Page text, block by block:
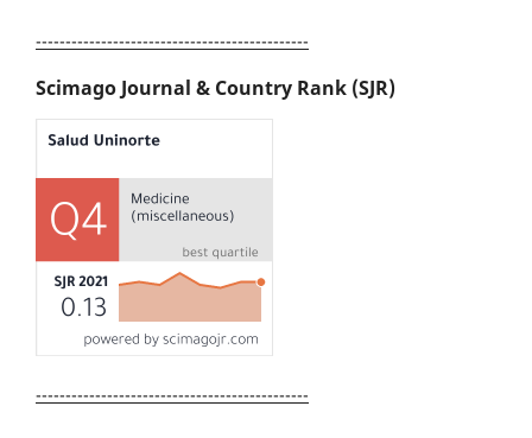
----------------------------------------------
Scimago Journal & Country Rank (SJR)
----------------------------------------------